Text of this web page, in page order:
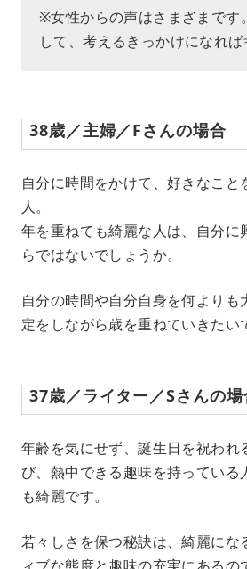
※女性からの声はさまざまです
して、考えるきっかけになれば
38歳／主婦／Fさんの場合
自分に時間をかけて、好きなこと
人。
年を重ねても綺麗な人は、自分に
らではないでしょうか。
自分の時間や自分自身を何よりも
定をしながら歳を重ねていきたい
37歳／ライター／Sさんの場
年齢を気にせず、誕生日を祝われ
び、熱中できる趣味を持っている
も綺麗です。
若々しさを保つ秘訣は、綺麗にな